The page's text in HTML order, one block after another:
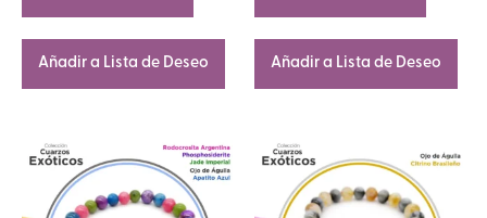
Añadir a Lista de Deseo Añadir a Lista de Deseo
Este
producto
tiene
producto
tiene